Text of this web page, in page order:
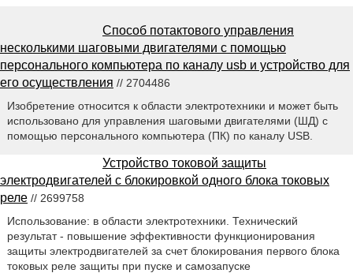
Способ потактового управления
несколькими шаговыми двигателями с помощью
персонального компьютера по каналу usb и устройство для
его осуществления // 2704486
Изобретение относится к области электротехники и может быть
использовано для управления шаговыми двигателями (ШД) с
помощью персонального компьютера (ПК) по каналу USB.
Устройство токовой защиты
электродвигателей с блокировкой одного блока токовых
реле // 2699758
Использование: в области электротехники. Технический
результат - повышение эффективности функционирования
защиты электродвигателей за счет блокирования первого блока
токовых реле защиты при пуске и самозапуске